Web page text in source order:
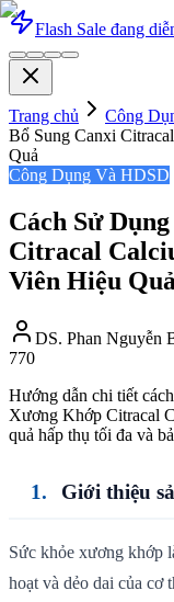
Flash Sale đang
Trang chủ Công
Bổ Sung Canxi
Quả
Công Dụng Và HDSD
Cách Sử
Citracal
Viên Hiệu Quả
DS. Phan Nguyễn
770
Hướng dẫn chi tiết
Xương Khớp Citracal
quả hấp thụ tối đa và
Giới thiệu
Sức khỏe xương khớp
hoạt và dẻo dai của cơ